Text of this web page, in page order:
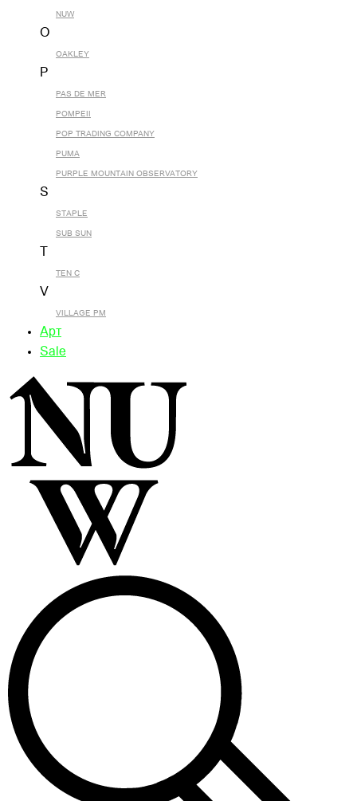
NUW
O
OAKLEY
P
PAS DE MER
POMPEII
POP TRADING COMPANY
PUMA
PURPLE MOUNTAIN OBSERVATORY
S
STAPLE
SUB SUN
TEN C
V
VILLAGE PM
Арт
Sale